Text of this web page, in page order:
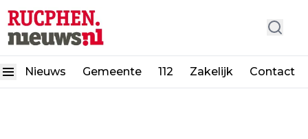
Nieuws Gemeente 112 Zakelijk Contact